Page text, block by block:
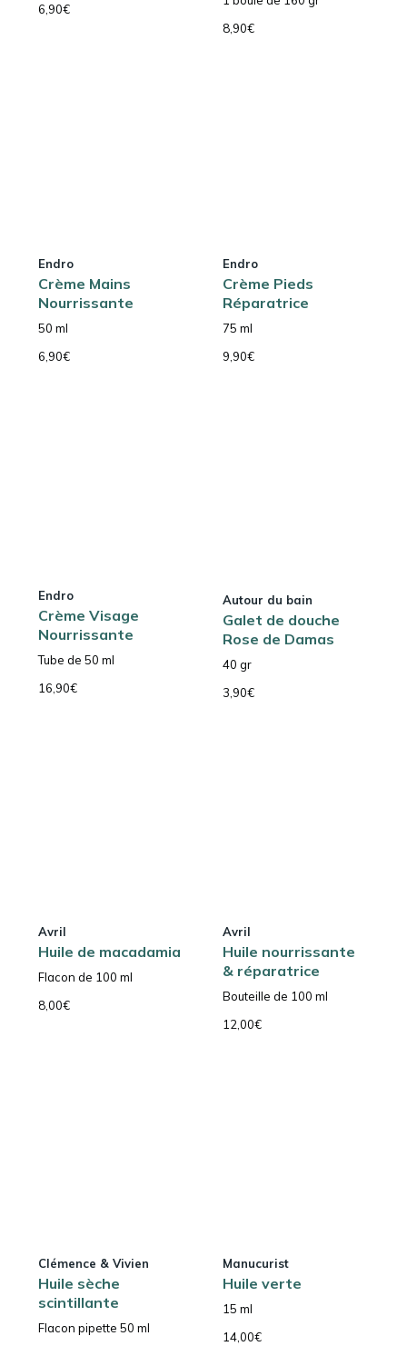
6,90€
8,90€
Endro
Crème Mains
Nourrissante
50 ml
6,90€
Endro
Crème Pieds
Réparatrice
75 ml
9,90€
Endro
Crème Visage
Nourrissante
Tube de 50 ml
16,90€
Autour du bain
Galet de douche
Rose de Damas
40 gr
3,90€
Avril
Huile de macadamia
Flacon de 100 ml
8,00€
Avril
Huile nourrissante
& réparatrice
Bouteille de 100 ml
12,00€
Clémence & Vivien
Huile sèche
scintillante
Flacon pipette 50 ml
Manucurist
Huile verte
15 ml
14,00€